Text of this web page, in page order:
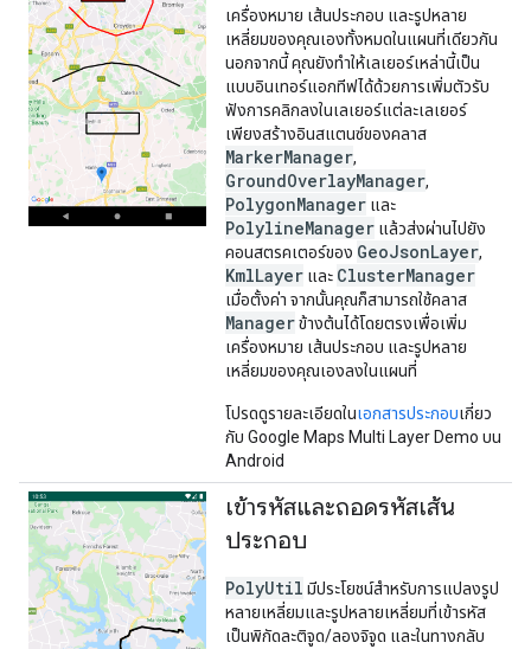
เครื่องหมาย เส้นประกอบ และรูปหลาย
เหลี่ยมของคุณเองทั้งหมดในแผนที่เดียวกัน
นอกจากนี้ คุณยังทําให้เลเยอร์เหล่านี้เป็น
แบบอินเทอร์แอกทีฟได้ด้วยการเพิ่มตัวรับ
ฟังการคลิกลงในเลเยอร์แต่ละเลเยอร์
เพียงสร้างอินสแตนซ์ของคลาส
MarkerManager,
GroundOverlayManager,
PolygonManager และ
PolylineManager แล้วส่งผ่านไปยัง
คอนสตรคเตอร์ของ GeoJsonLayer,
KmlLayer และ ClusterManager
เมื่อตั้งค่า จากนั้นคุณก็สามารถใช้คลาส
Managerข้างต้นได้โดยตรงเพื่อเพิ่ม
เครื่องหมาย เส้นประกอบ และรูปหลาย
เหลี่ยมของคุณเองลงในแผนที่
โปรดดูรายละเอียดในเอกสารประกอบเกี่ยว
กับ Google Maps Multi Layer Demo บน
Android
เข้ารหัสและถอดรหัสเส้น
ประกอบ
PolyUtil มีประโยชน์สำหรับการแปลงรูป
หลายเหลี่ยมและรูปหลายเหลี่ยมที่เข้ารหัส
เป็นพิกัดละติจูด/ลองจิจูด และในทางกลับ